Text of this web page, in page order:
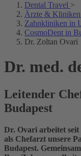
Dental Travel >
Ärzte & Kliniken
Zahnkliniken in
CosmoDent in
Dr. Zoltan Ovari
Dr. med.
Leitender
Budapest
Dr. Ovari arbeitet seit
als Chefarzt unsere
Budapest.